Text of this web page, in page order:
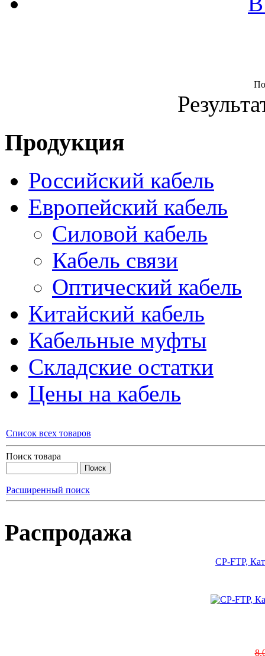
Продукция
Российский кабель
Европейский кабель
Силовой кабель
Кабель связи
Оптический кабель
Китайский кабель
Кабельные муфты
Складские остатки
Цены на кабель
Список всех товаров
Поиск товара
Расширенный поиск
Распродажа
CP-FTP,